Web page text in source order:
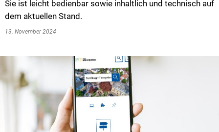
Sie ist leicht bedienbar sowie inhaltlich und technisch auf
dem aktuellen Stand.
13. November 2024